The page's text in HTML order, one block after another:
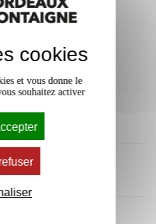
1 crédits
2 crédits
1 crédits
cookies
et vous donne le
souhaitez activer